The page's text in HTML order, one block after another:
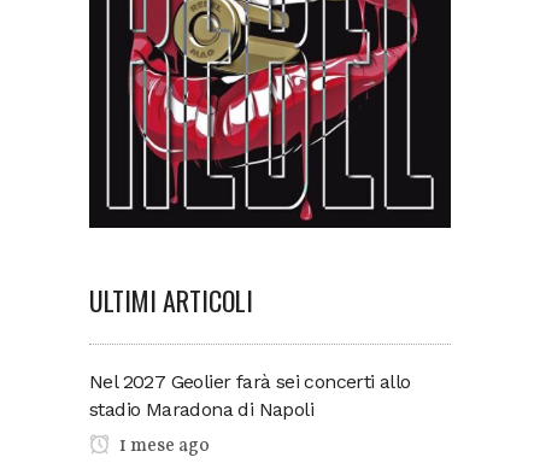
ULTIMI ARTICOLI
Nel 2027 Geolier farà sei concerti allo
stadio Maradona di Napoli
1 mese ago